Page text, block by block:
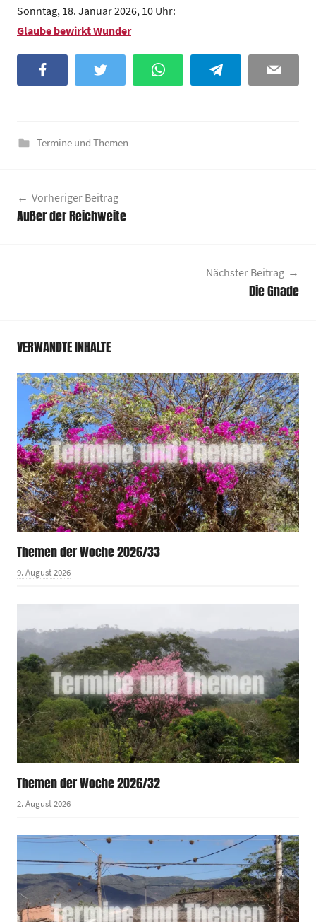
m
Sonntag, 18. Januar 2026, 10 Uhr:
Glaube bewirkt Wunder
Twitter WhatsApp Telegram Email
Termine und Themen
Vorheriger Beitrag
Außer der Reichweite
Nächster Beitrag
Die Gnade
VERWANDTE INHALTE
Themen der Woche 2026/33
9. August 2026
Themen der Woche 2026/32
2. August 2026